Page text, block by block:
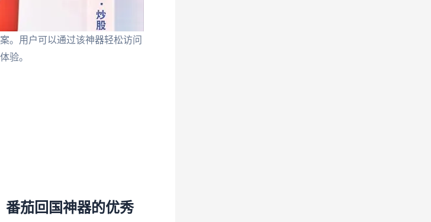
。用户可以通过该神器轻松访问
验。
番茄回国神器的优秀